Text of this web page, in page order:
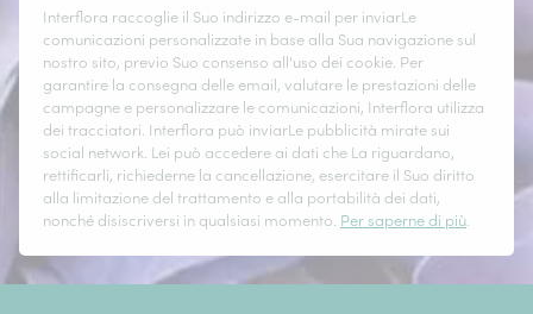
Interflora raccoglie il Suo indirizzo e-mail per inviarLe
comunicazioni personalizzate in base alla Sua navigazione sul
nostro sito, previo Suo consenso all'uso dei cookie. Per
garantire la consegna delle email, valutare le prestazioni delle
campagne e personalizzare le comunicazioni, Interflora utilizza
dei tracciatori. Interflora può inviarLe pubblicità mirate sui
social network. Lei può accedere ai dati che La riguardano,
rettificarli, richiederne la cancellazione, esercitare il Suo diritto
alla limitazione del trattamento e alla portabilità dei dati,
nonché disiscriversi in qualsiasi momento. Per saperne di più.